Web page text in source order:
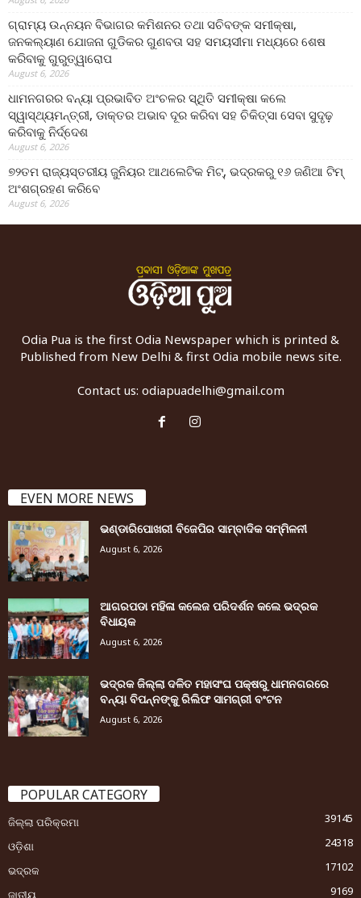
ଗ୍ରାମ୍ୟ ଉନ୍ନୟନ ବିଭାଗର କମିଶନର ତଥା ସଚିବଙ୍କ ସମୀକ୍ଷା,
ଜନକଲ୍ୟାଣ ଯୋଜନା ଗୁଡିକର ଗୁଣବତା ସହ ସମୟସୀମା ମଧ୍ୟରେ ଶେଷ
କରିବାକୁ ଗୁରୁତ୍ୱାରୋପ
August 6, 2026
ଧାମନଗରର ବନ୍ୟା ପ୍ରଭାବିତ ଅଂଚଳର ସ୍ଥିତି ସମୀକ୍ଷା କଲେ
ସ୍ୱାସ୍ଥ୍ୟମନ୍ତ୍ରୀ, ଡାକ୍ତର ଅଭାବ ଦୂର କରିବା ସହ ଚିକିତ୍ସା ସେବା ସୁଦୃଢ଼
କରିବାକୁ ନିର୍ଦ୍ଦେଶ
August 6, 2026
୭୨ତମ ରାଜ୍ୟସ୍ତରୀୟ ଜୁନିୟର ଆଥଲେଟିକ ମିଟ୍‌, ଭଦ୍ରକରୁ ୧୬ ଜଣିଆ ଟିମ୍
ଅଂଶଗ୍ରହଣ କରିବେ
August 6, 2026
Odia Pua is the first Odia Newspaper which is printed &
Published from New Delhi & first Odia mobile news site.
Contact us: odiapuadelhi@gmail.com
EVEN MORE NEWS
ଭଣ୍ଡାରିପୋଖରୀ ବିଜେପିର ସାମ୍ବାଦିକ ସମ୍ମିଳନୀ
August 6, 2026
ଆଗରପଡା ମହିଳା କଲେଜ ପରିଦର୍ଶନ କଲେ ଭଦ୍ରକ
ବିଧାୟକ
August 6, 2026
ଭଦ୍ରକ ଜିଲ୍ଲା ଦଳିତ ମହାସଂଘ ପକ୍ଷରୁ ଧାମନଗରରେ
ବନ୍ୟା ବିପନ୍ନଙ୍କୁ ରିଲିଫ ସାମଗ୍ରୀ ବଂଟନ
August 6, 2026
POPULAR CATEGORY
ଜିଲ୍ଲା ପରିକ୍ରମା
39145
ଓଡ଼ିଶା
24318
ଭଦ୍ରକ
17102
ଜାତୀୟ
9169